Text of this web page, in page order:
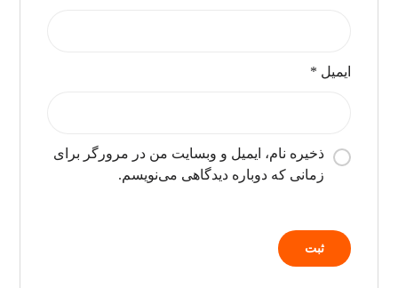
ایمیل *
ذخیره نام، ایمیل و وبسایت من در مرورگر برای
زمانی که دوباره دیدگاهی می‌نویسم.